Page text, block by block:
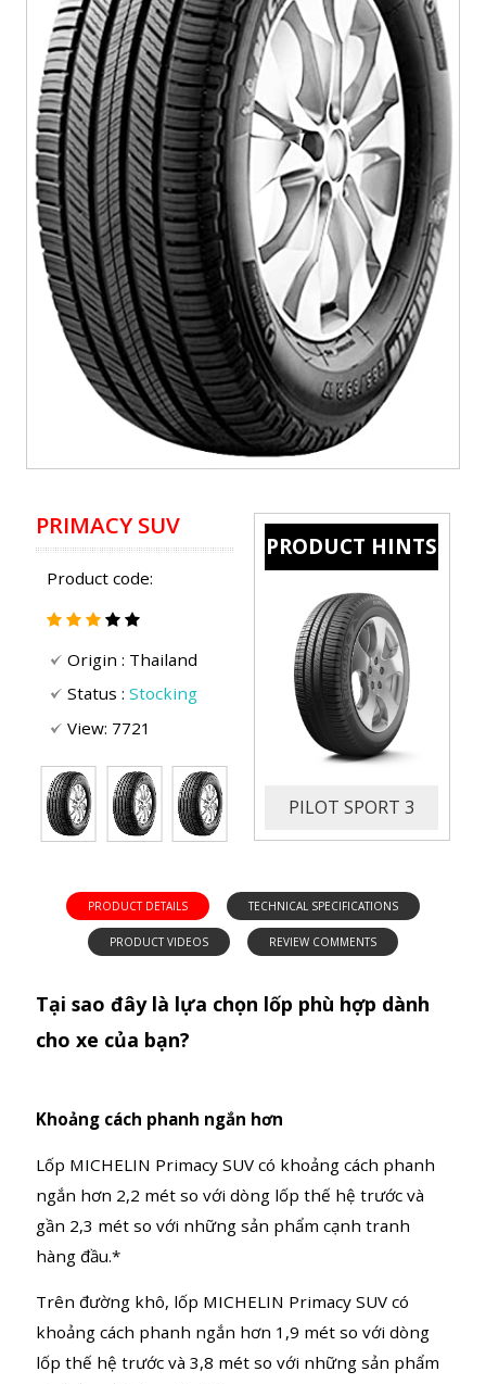
PRIMACY SUV
Product code:
Origin :Thailand
View: 7721
PRODUCT HINTS
cho xe của bạn?
Khoảng cách phanh ngắn hơn
Lốp MICHELIN Primacy SUV có khoảng cách phanh
gần 2,3 mét so với những sản phẩm cạnh tranh
hàng đầu.*